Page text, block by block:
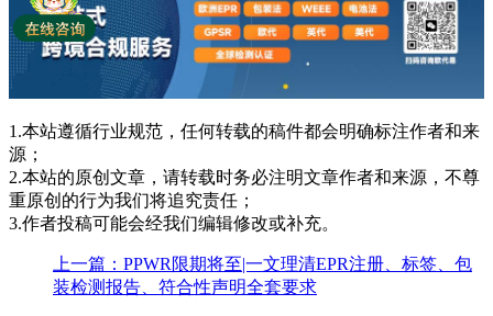
1.本站遵循行业规范，任何转载的稿件都会明确标注作者和来
源；
2.本站的原创文章，请转载时务必注明文章作者和来源，不尊
重原创的行为我们将追究责任；
3.作者投稿可能会经我们编辑修改或补充。
上一篇：PPWR限期将至|一文理清EPR注册、标签、包
装检测报告、符合性声明全套要求